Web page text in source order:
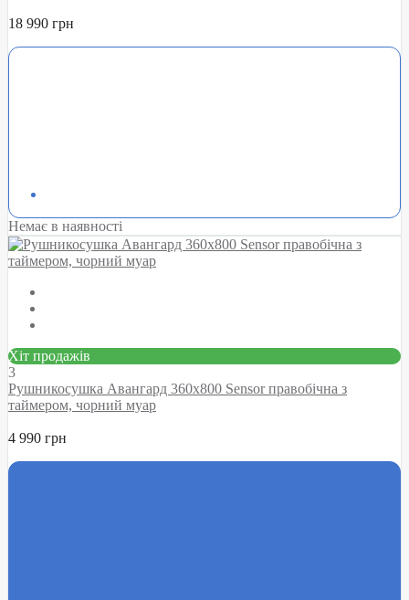
18 990 грн
Немає в наявності
Хіт продажів
3
Рушникосушка Авангард 360х800 Sensor правобічна з
таймером, чорний муар
4 990 грн